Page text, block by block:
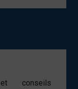
conseils